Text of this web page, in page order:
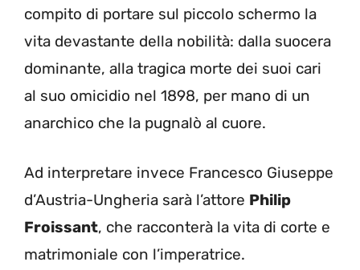
compito di portare sul piccolo schermo la
vita devastante della nobilità: dalla suocera
dominante, alla tragica morte dei suoi cari
al suo omicidio nel 1898, per mano di un
anarchico che la pugnalò al cuore.
Ad interpretare invece Francesco Giuseppe
d’Austria-Ungheria sarà l’attore Philip
Froissant, che racconterà la vita di corte e
matrimoniale con l’imperatrice.